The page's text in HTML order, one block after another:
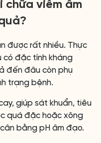
chữa viêm âm
được rất nhiều. Thực
có đặc tính kháng
đến đâu còn phụ
trạng bệnh.
giúp sát khuẩn, tiêu
quá đặc hoặc xông
bằng pH âm đạo.